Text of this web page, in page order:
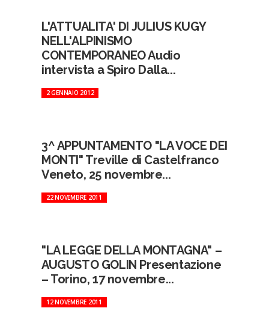
L'ATTUALITA' DI JULIUS KUGY
NELL'ALPINISMO
CONTEMPORANEO Audio
intervista a Spiro Dalla...
2 GENNAIO 2012
3^ APPUNTAMENTO "LA VOCE DEI
MONTI" Treville di Castelfranco
Veneto, 25 novembre...
22 NOVEMBRE 2011
"LA LEGGE DELLA MONTAGNA" –
AUGUSTO GOLIN Presentazione
– Torino, 17 novembre...
12 NOVEMBRE 2011